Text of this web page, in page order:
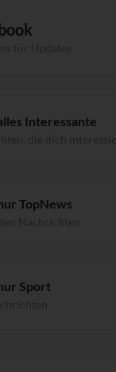
Interessante
TopNews
Sport